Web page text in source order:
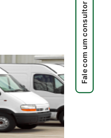
Fale com um consultor